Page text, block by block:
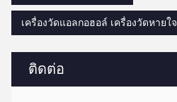
ติดต่อ
เครื่องวัดแอลกอฮอล์ เครื่องวัดหายใจ